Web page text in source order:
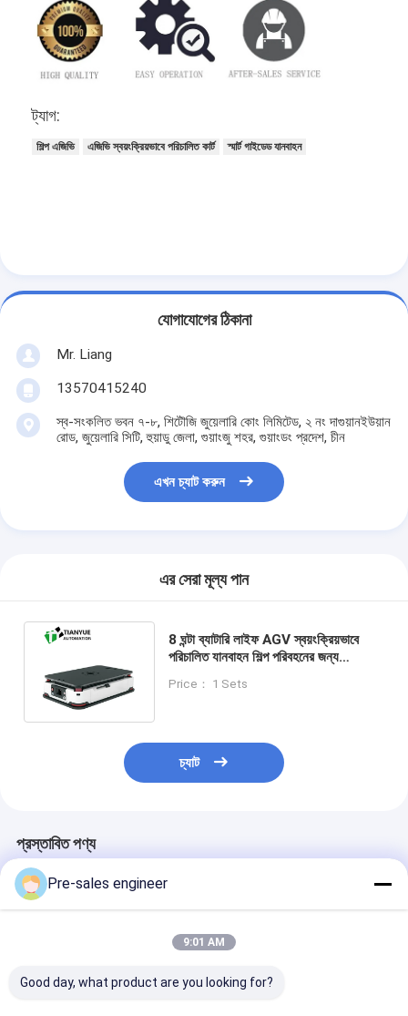
ট্যাগ:
শিল্প এজিভি এজিভি স্বয়ংক্রিয়ভাবে পরিচালিত কার্ট স্মার্ট গাইডেড যানবাহন
যোগাযোগের ঠিকানা
Mr. Liang
13570415240
স্ব-সংকলিত ভবন ৭-৮, শিটৌজি জুয়েলারি কোং লিমিটেড, ২ নং দাগুয়ানইউয়ান
রোড, জুয়েলারি সিটি, হুয়াডু জেলা, গুয়াংজু শহর, গুয়াংডং প্রদেশ, চীন
এখন চ্যাট করুন
এর সেরা মূল্য পান
8 ঘন্টা ব্যাটারি লাইফ AGV স্বয়ংক্রিয়ভাবে
পরিচালিত যানবাহন শিল্প পরিবহনের জন্য
ব্যাসার্ধ সহ
Price： 1 Sets
চ্যাট
প্রস্তাবিত পণ্য
Pre-sales engineer
9:01 AM
Good day, what product are you looking for?